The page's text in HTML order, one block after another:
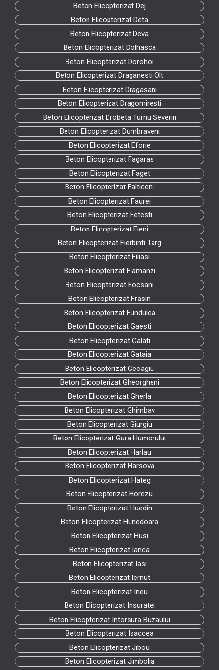
Beton Elicopterizat Dej
Beton Elicopterizat Deta
Beton Elicopterizat Deva
Beton Elicopterizat Dolhasca
Beton Elicopterizat Dorohoi
Beton Elicopterizat Draganesti Olt
Beton Elicopterizat Dragasani
Beton Elicopterizat Dragomiresti
Beton Elicopterizat Drobeta Turnu Severin
Beton Elicopterizat Dumbraveni
Beton Elicopterizat Eforie
Beton Elicopterizat Fagaras
Beton Elicopterizat Faget
Beton Elicopterizat Falticeni
Beton Elicopterizat Faurei
Beton Elicopterizat Fetesti
Beton Elicopterizat Fieni
Beton Elicopterizat Fierbinti Targ
Beton Elicopterizat Filiasi
Beton Elicopterizat Flamanzi
Beton Elicopterizat Focsani
Beton Elicopterizat Frasin
Beton Elicopterizat Fundulea
Beton Elicopterizat Gaesti
Beton Elicopterizat Galati
Beton Elicopterizat Gataia
Beton Elicopterizat Geoagiu
Beton Elicopterizat Gheorgheni
Beton Elicopterizat Gherla
Beton Elicopterizat Ghimbav
Beton Elicopterizat Giurgiu
Beton Elicopterizat Gura Humorului
Beton Elicopterizat Harlau
Beton Elicopterizat Harsova
Beton Elicopterizat Hateg
Beton Elicopterizat Horezu
Beton Elicopterizat Huedin
Beton Elicopterizat Hunedoara
Beton Elicopterizat Husi
Beton Elicopterizat Ianca
Beton Elicopterizat Iasi
Beton Elicopterizat Iernut
Beton Elicopterizat Ineu
Beton Elicopterizat Insuratei
Beton Elicopterizat Intorsura Buzaului
Beton Elicopterizat Isaccea
Beton Elicopterizat Jibou
Beton Elicopterizat Jimbolia